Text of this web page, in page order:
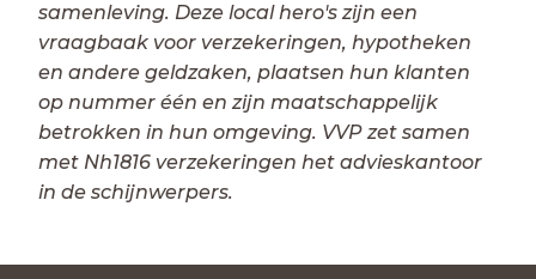
samenleving. Deze local hero's zijn een
vraagbaak voor verzekeringen, hypotheken
en andere geldzaken, plaatsen hun klanten
op nummer één en zijn maatschappelijk
betrokken in hun omgeving. VVP zet samen
met Nh1816 verzekeringen het advieskantoor
in de schijnwerpers.